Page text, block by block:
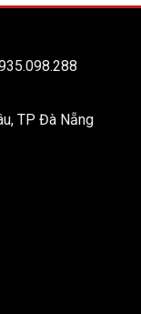
TP Đà Nẵng